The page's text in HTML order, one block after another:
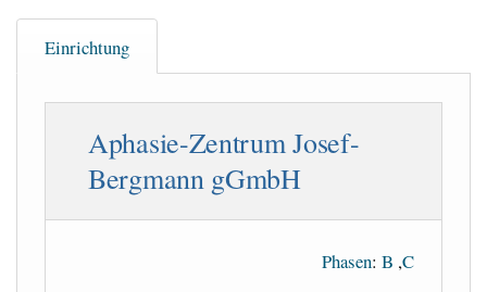
Einrichtung
Aphasie-Zentrum Josef-
Bergmann gGmbH
Phasen: B ,C